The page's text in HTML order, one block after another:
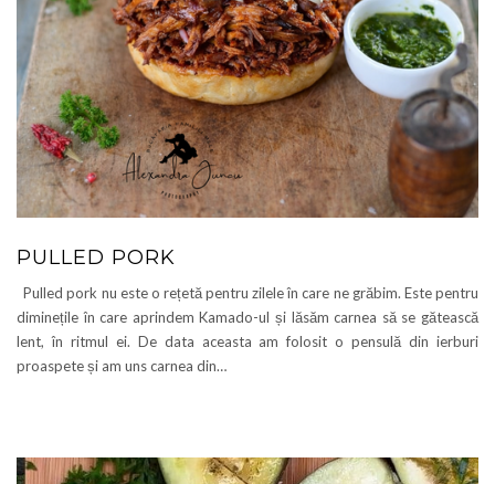
PULLED PORK
Pulled pork nu este o rețetă pentru zilele în care ne grăbim. Este pentru
diminețile în care aprindem Kamado-ul și lăsăm carnea să se gătească
lent, în ritmul ei. De data aceasta am folosit o pensulă din ierburi
proaspete și am uns carnea din…